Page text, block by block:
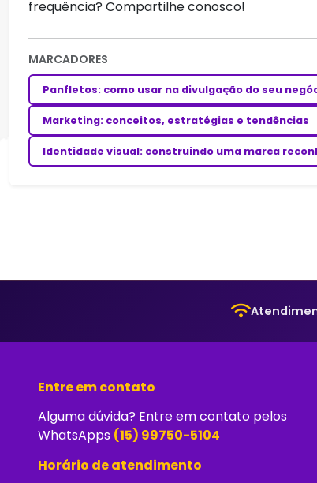
frequência? Compartilhe conosco!
MARCADORES
Panfletos: como usar na divulgação do seu
Marketing: conceitos, estratégias e tendências
Identidade visual: construindo uma marca
Entre em contato
Alguma dúvida? Entre em contato pelos
WhatsApps (15) 99750-5104
Horário de atendimento